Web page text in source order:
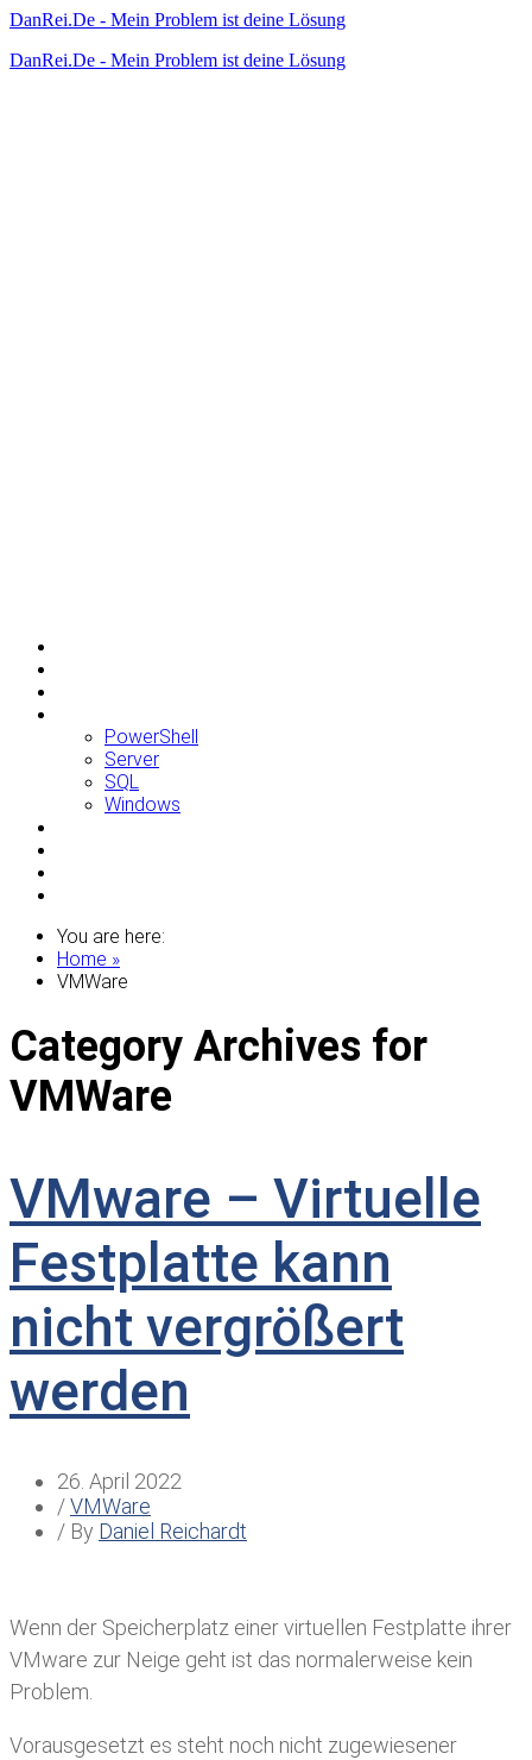
DanRei.De - Mein Problem ist deine Lösung
DanRei.De - Mein Problem ist deine Lösung
PowerShell
Server
SQL
Windows
You are here:
Home »
VMWare
Category Archives for
VMWare
VMware – Virtuelle
Festplatte kann
nicht vergrößert
werden
26. April 2022
/VMWare
/ By Daniel Reichardt
Wenn der Speicherplatz einer virtuellen Festplatte ihrer
VMware zur Neige geht ist das normalerweise kein
Problem.
Vorausgesetzt es steht noch nicht zugewiesener